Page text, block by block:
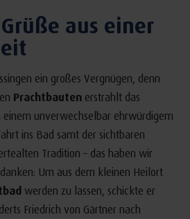
aus einer
ein großes Vergnügen, denn
Prachtbauten erstrahlt das
einem unverwechselbar ehrwürdigem
ins Bad samt der sichtbaren
Tradition – das haben wir
Um aus dem kleinen Heilort
werden zu lassen, schickte er
Friedrich von Gärtner nach